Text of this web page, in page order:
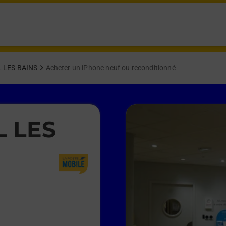
LES BAINS Acheter un iPhone neuf ou reconditionné
LES